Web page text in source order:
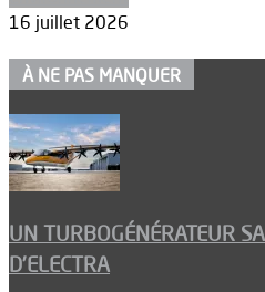
16 juillet 2026
À NE PAS MANQUER
UN TURBOGÉNÉRATEUR
D’ELECTRA